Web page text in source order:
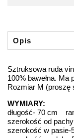
Opis
Sztruksowa ruda
100% bawełna.
Rozmiar M (proszę
WYMIARY:
długość- 70 cm
szerokość od
szerokość w pasie-